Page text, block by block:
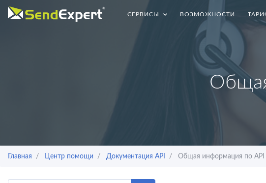
СЕРВИСЫ ВОЗМОЖНОСТИ
Главная Центр помощи Документация API Общая информация по API